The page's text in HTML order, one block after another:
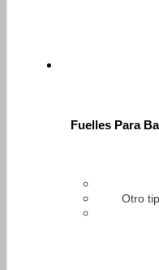
Fuelles Para
Otro